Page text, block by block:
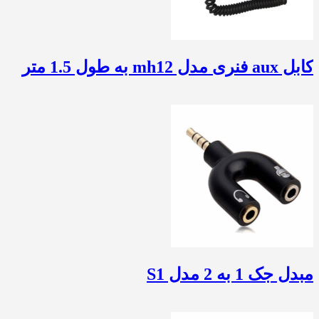
کابل aux فنری مدل mh12 به طول 1.5 متر
مبدل جک 1 به 2 مدل S1